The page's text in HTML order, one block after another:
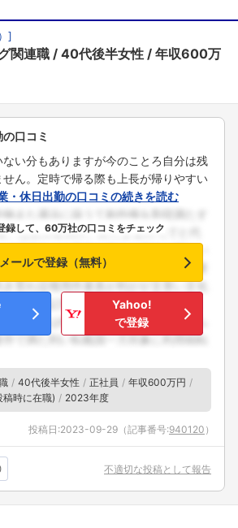
]
関連職 40代後半女性
年収600万
口コミ
い分もありますが今のことろ自分は残
ん。定時で帰る際も上長が帰りやすい
・休日出勤の口コミの続きを読む
録して、60万社の口コミをチェック
メールで登録（無料）
Yahoo!
で登録
40代後半女性 正社員
年収600万円
時に在職)
2023年度
投稿日:2023-09-29 （記事番号:940120 ）
不適切な投稿として報告